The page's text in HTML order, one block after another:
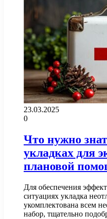
23.03.2025
0
Что нужно
укладках для
плановой
Для обеспечения
ситуациях укладка
укомплектована всем
набор, тщательно